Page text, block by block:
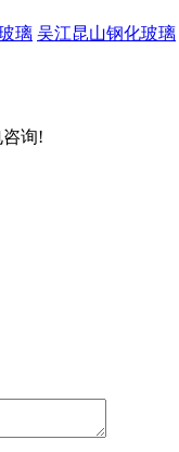
璃 吴江昆山钢化玻璃
咨询!